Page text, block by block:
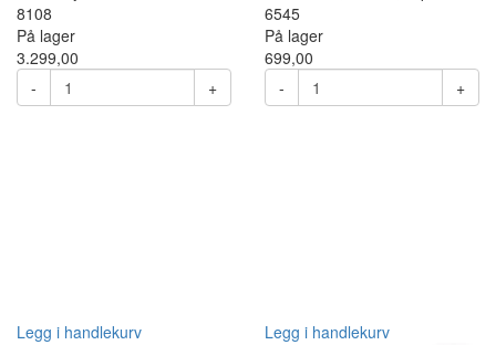
8108
På lager
3.299,00
-
+
Legg i handlekurv
6545
På lager
699,00
-
+
Legg i handlekurv